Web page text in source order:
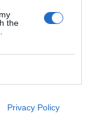
the
Privacy Policy